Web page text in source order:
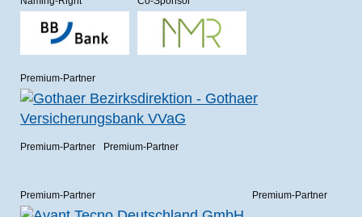
Premium-Partner
Premium-Partner Premium-Partner
Premium-Partner Premium-Partner